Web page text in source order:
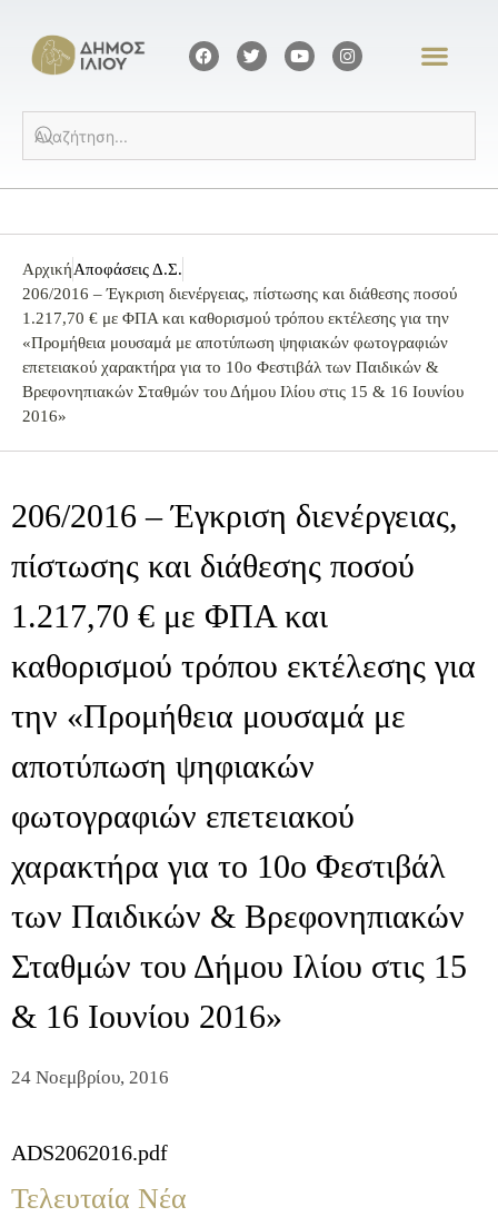
ΑρχικήΑποφάσεις Δ.Σ.
206/2016 – Έγκριση διενέργειας, πίστωσης και διάθεσης ποσού
1.217,70 € με ΦΠΑ και καθορισμού τρόπου εκτέλεσης για την
«Προμήθεια μουσαμά με αποτύπωση ψηφιακών φωτογραφιών
επετειακού χαρακτήρα για το 10ο Φεστιβάλ των Παιδικών &
Βρεφονηπιακών Σταθμών του Δήμου Ιλίου στις 15 & 16 Ιουνίου
2016»
206/2016 – Έγκριση διενέργειας,
πίστωσης και διάθεσης ποσού
1.217,70 € με ΦΠΑ και
καθορισμού τρόπου εκτέλεσης για
την «Προμήθεια μουσαμά με
αποτύπωση ψηφιακών
φωτογραφιών επετειακού
χαρακτήρα για το 10ο Φεστιβάλ
των Παιδικών & Βρεφονηπιακών
Σταθμών του Δήμου Ιλίου στις 15
& 16 Ιουνίου 2016»
24 Νοεμβρίου, 2016
ADS2062016.pdf
Τελευταία Νέα